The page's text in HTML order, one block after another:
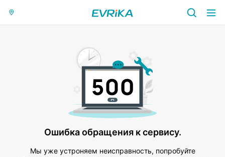
Ошибка обращения к сервису.
Мы уже устроняем неисправность, попробуйте